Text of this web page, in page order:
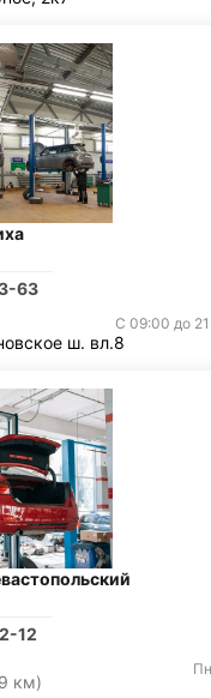
63
С 09:00 до
ш. вл.8
12
км)